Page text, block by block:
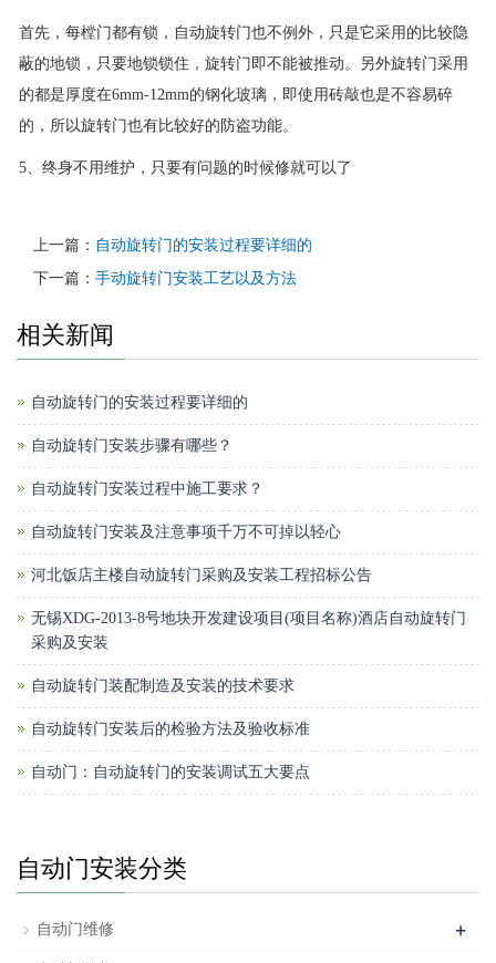
首先，每樘门都有锁，自动旋转门也不例外，只是它采用的比较隐
蔽的地锁，只要地锁锁住，旋转门即不能被推动。另外旋转门采用
的都是厚度在6mm-12mm的钢化玻璃，即使用砖敲也是不容易碎
的，所以旋转门也有比较好的防盗功能。
5、终身不用维护，只要有问题的时候修就可以了
上一篇： 自动旋转门的安装过程要详细的
下一篇： 手动旋转门安装工艺以及方法
相关新闻
自动旋转门的安装过程要详细的
自动旋转门安装步骤有哪些？
自动旋转门安装过程中施工要求？
自动旋转门安装及注意事项千万不可掉以轻心
河北饭店主楼自动旋转门采购及安装工程招标公告
无锡XDG-2013-8号地块开发建设项目(项目名称)酒店自动旋转门
采购及安装
自动旋转门装配制造及安装的技术要求
自动旋转门安装后的检验方法及验收标准
自动门：自动旋转门的安装调试五大要点
自动门安装分类
自动门维修 +